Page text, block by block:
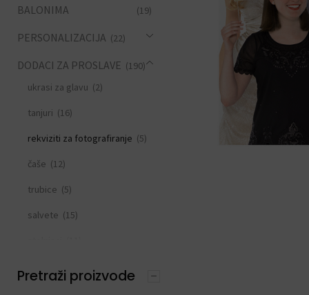
BALONIMA
(19)
PERSONALIZACIJA (22)
DODACI ZA PROSLAVE (190)
ukrasi za glavu (2)
tanjuri (16)
rekviziti za fotografiranje (5)
čaše (12)
trubice (5)
salvete (15)
Pretraži proizvode